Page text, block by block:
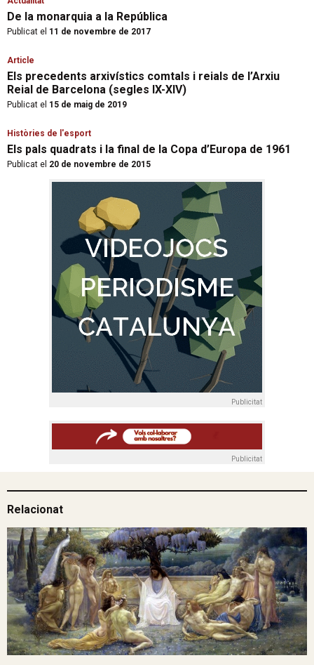
De la monarquia a la República
Publicat el 11 de novembre de 2017
Article
Els precedents arxivístics comtals i reials de l’Arxiu
Reial de Barcelona (segles IX-XIV)
Publicat el 15 de maig de 2019
Històries de l'esport
Els pals quadrats i la final de la Copa d’Europa de 1961
Publicat el 20 de novembre de 2015
Publicitat
Publicitat
Relacionat